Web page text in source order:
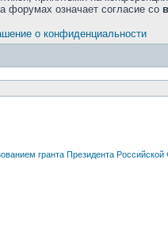
форумах означает согласие со
о конфиденциальности